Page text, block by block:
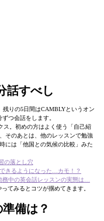
すべし
残りの5日間はCAMBLYというオン
つ会話をします。
ス。初めの方はよく使う「自己紹
そのあとは、他のレッスンで勉強
には「他国との気候の比較」みた
の落とし穴
きるようになった…カモ！？
中の英会話レッスンの実態は…
てみるとコツが掴めてきます。
備は？